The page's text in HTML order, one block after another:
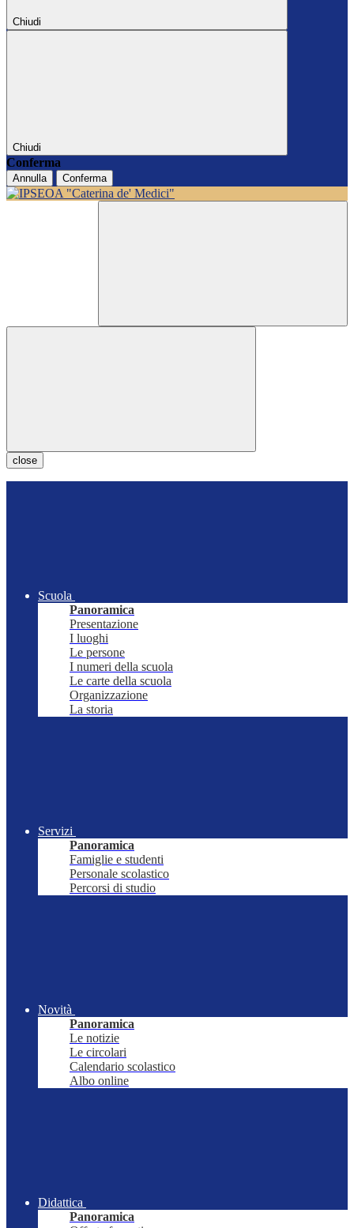
Chiudi
Chiudi
Conferma
Annulla Conferma
close
Scuola
Panoramica
Presentazione
I luoghi
Le persone
I numeri della scuola
Le carte della scuola
Organizzazione
La storia
Servizi
Panoramica
Famiglie e studenti
Personale scolastico
Percorsi di studio
Novità
Panoramica
Le notizie
Le circolari
Calendario scolastico
Albo online
Didattica
Panoramica